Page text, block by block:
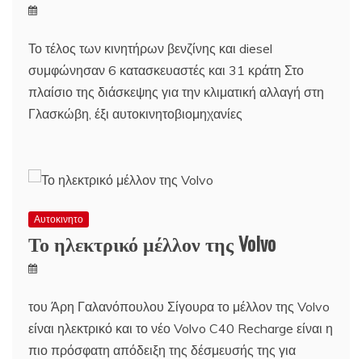
Το τέλος των κινητήρων βενζίνης και diesel
συμφώνησαν 6 κατασκευαστές και 31 κράτη Στο
πλαίσιο της διάσκεψης για την κλιματική αλλαγή στη
Γλασκώβη, έξι αυτοκινητοβιομηχανίες
Αυτοκινητο
Το ηλεκτρικό μέλλον της Volvo
του Άρη Γαλανόπουλου Σίγουρα το μέλλον της Volvo
είναι ηλεκτρικό και το νέο Volvo C40 Recharge είναι η
πιο πρόσφατη απόδειξη της δέσμευσής της για